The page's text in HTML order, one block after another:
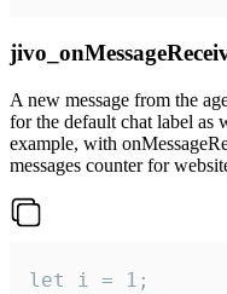
A new message from the
for the default chat label as
example, with
messages counter for
let i = 1;